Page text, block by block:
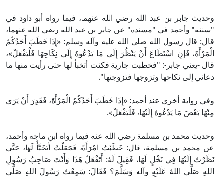
وحديث جابر بن عبد الله رضي الله عنهما، فيما رواه أبو داود في
"سننه" وأحمد في "مسنده" عن جابر بن عبد الله رضي الله عنهما،
قال: قال رسول الله صلى الله عليه وآله وسلم: «إِذَا خَطَبَ أَحَدُكُمُ
الْمَرْأَةَ، فَإِنِ اسْتَطَاعَ أَنْ يَنْظُرَ إِلَى مَا يَدْعُوهُ إِلَى نِكَاحِهَا فَلْيَفْعَلْ»،
قال -يعني جابر-: "فخطبت جارية فكنت أتخبأ لها حتى رأيت منها ما
دعاني إلى نكاحها وتزوجها فتزوجتها".
وفي رواية أخرى عند أحمد: «إِذَا خَطَبَ أَحَدُكُمُ الْمَرْأَةَ، فَقَدِرَ أَنْ يَرَى
مِنْهَا بَعْضَ مَا يَدْعُوهُ إِلَيْهَا، فَلْيَفْعَلْ».
وحديث محمد بن مسلمة رضي الله عنه فيما رواه ابن ماجه وأحمد،
عن محمد بن مسلمة، قال: خَطَبْتُ امْرَأَةً، فَجَعَلْتُ أَتَخَبَّأُ لَهَا، حَتَّى
نَظَرْتُ إِلَيْهَا فِي نَخْلٍ لَهَا، فَقِيلَ لَهُ: أَتَفْعَلُ هَذَا وَأَنْتَ صَاحِبُ رَسُولِ
اللهِ صَلَّى اللهُ عَلَيْهِ وآله وَسَلَّمَ؟ فَقَالَ: سَمِعْتُ رَسُولَ اللهِ صَلَّى